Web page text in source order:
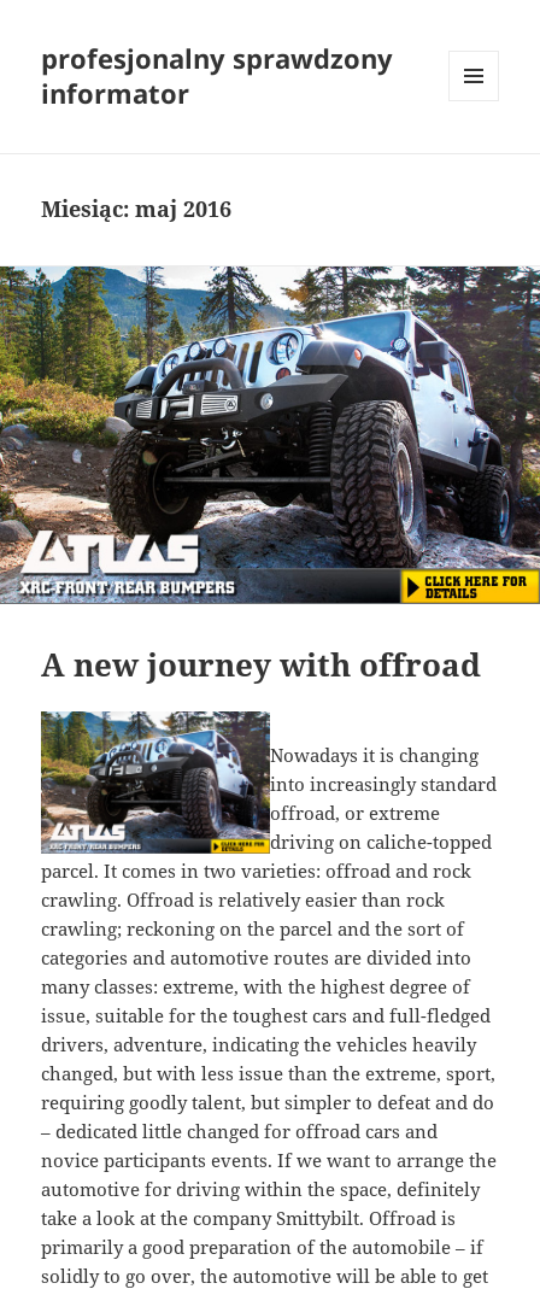
profesjonalny sprawdzony
informator
Miesiąc:maj 2016
A new journey with offroad
Nowadays it is changing
into increasingly standard
offroad, or extreme
driving on caliche-topped
parcel. It comes in two varieties: offroad and rock
crawling. Offroad is relatively easier than rock
crawling; reckoning on the parcel and the sort of
categories and automotive routes are divided into
many classes: extreme, with the highest degree of
issue, suitable for the toughest cars and full-fledged
drivers, adventure, indicating the vehicles heavily
changed, but with less issue than the extreme, sport,
requiring goodly talent, but simpler to defeat and do
– dedicated little changed for offroad cars and
novice participants events. If we want to arrange the
automotive for driving within the space, definitely
take a look at the company Smittybilt. Offroad is
primarily a good preparation of the automobile – if
solidly to go over, the automotive will be able to get